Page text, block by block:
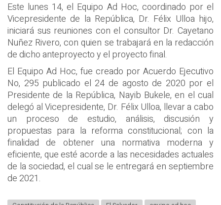
Este lunes 14, el Equipo Ad Hoc, coordinado por el
Vicepresidente de la República, Dr. Félix Ulloa hijo,
iniciará sus reuniones con el consultor Dr. Cayetano
Nuñez Rivero, con quien se trabajará en la redacción
de dicho anteproyecto y el proyecto final.
El Equipo Ad Hoc, fue creado por Acuerdo Ejecutivo
No, 295 publicado el 24 de agosto de 2020 por el
Presidente de la República, Nayib Bukele, en el cual
delegó al Vicepresidente, Dr. Félix Ulloa, llevar a cabo
un proceso de estudio, análisis, discusión y
propuestas para la reforma constitucional; con la
finalidad de obtener una normativa moderna y
eficiente, que esté acorde a las necesidades actuales
de la sociedad, el cual se le entregará en septiembre
de 2021.